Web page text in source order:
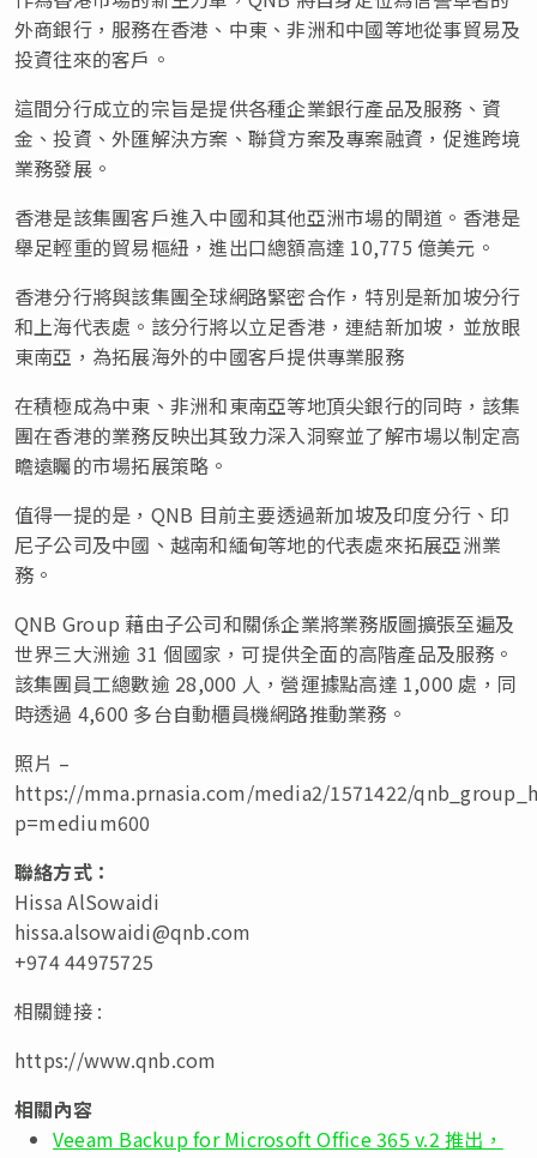
外商銀行，服務在香港、中東、非洲和中國等地從事貿易及
投資往來的客戶。
這間分行成立的宗旨是提供各種企業銀行產品及服務、資
金、投資、外匯解決方案、聯貸方案及專案融資，促進跨境
業務發展。
香港是該集團客戶進入中國和其他亞洲市場的閘道。香港是
舉足輕重的貿易樞紐，進出口總額高達 10,775 億美元。
香港分行將與該集團全球網路緊密合作，特別是新加坡分行
和上海代表處。該分行將以立足香港，連結新加坡，並放眼
東南亞，為拓展海外的中國客戶提供專業服務
在積極成為中東、非洲和東南亞等地頂尖銀行的同時，該集
團在香港的業務反映出其致力深入洞察並了解市場以制定高
瞻遠矚的市場拓展策略。
值得一提的是，QNB 目前主要透過新加坡及印度分行、印
尼子公司及中國、越南和緬甸等地的代表處來拓展亞洲業
務。
QNB Group 藉由子公司和關係企業將業務版圖擴張至遍及
世界三大洲逾 31 個國家，可提供全面的高階產品及服務。
該集團員工總數逾 28,000 人，營運據點高達 1,000 處，同
時透過 4,600 多台自動櫃員機網路推動業務。
照片 –
https://mma.prnasia.com/media2/1571422/
p=medium600
聯絡方式：
Hissa AlSowaidi
hissa.alsowaidi@qnb.com
+974 44975725
相關鏈接 :
https://www.qnb.com
相關內容
Veeam Backup for Microsoft Office 365 v.2 推出，